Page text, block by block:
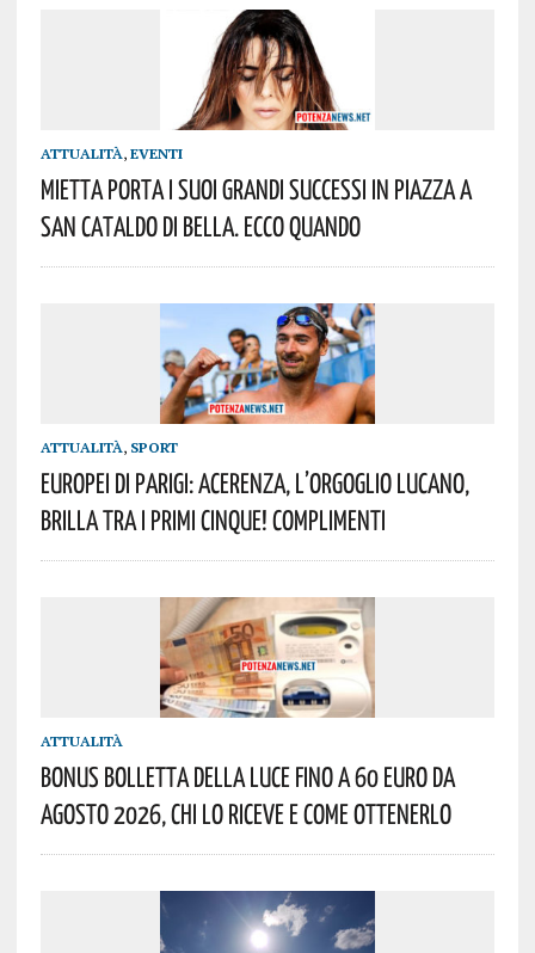
ATTUALITÀ, EVENTI
Mietta Porta I Suoi Grandi Successi In Piazza A
San Cataldo Di Bella. Ecco Quando
ATTUALITÀ, SPORT
Europei Di Parigi: Acerenza, L’orgoglio Lucano,
Brilla Tra I Primi Cinque! Complimenti
ATTUALITÀ
Bonus Bolletta Della Luce Fino A 60 Euro Da
Agosto 2026, Chi Lo Riceve E Come Ottenerlo